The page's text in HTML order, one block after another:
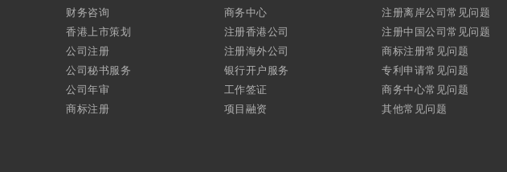
财务咨询
香港上市策划
公司注册
公司秘书服务
公司年审
商标注册
商务中心
注册香港公司
注册海外公司
银行开户服务
工作签证
项目融资
注册离岸公司常见问题
注册中国公司常见问题
商标注册常见问题
专利申请常见问题
商务中心常见问题
其他常见问题